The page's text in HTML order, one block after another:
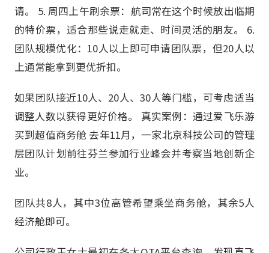
请。 5. 周四上午刷余票：航司常在这个时候放出临期
的特价票，适合那些说走就走、时间灵活的朋友。 6.
团队规模优化：10人以上即可申请团队票，但20人以
上通常能拿到更优折扣。
如果团队接近10人、20人、30人等门槛，可考虑适当
调整人数以获得更好价格。 真实案例：通过爱飞乐游
买到超值商务舱 去年11月，一家北京科技公司的管理
层团队计划前往芬兰参加行业峰会并考察当地创新企
业。
团队共8人，其中3位高管希望乘坐商务舱，其余5人
经济舱即可。